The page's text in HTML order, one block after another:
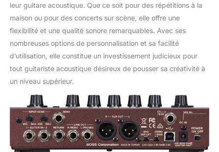
leur guitare acoustique. Que ce soit pour des répétitions à la
maison ou pour des concerts sur scène, elle offre une
flexibilité et une qualité sonore remarquables. Avec ses
nombreuses options de personnalisation et sa facilité
d’utilisation, elle constitue un investissement judicieux pour
tout guitariste acoustique désireux de pousser sa créativité à
un niveau supérieur.